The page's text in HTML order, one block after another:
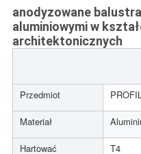
anodyzowane
aluminiowymi w
architektonicznych
Przedmiot
Materiał
Hartować T4